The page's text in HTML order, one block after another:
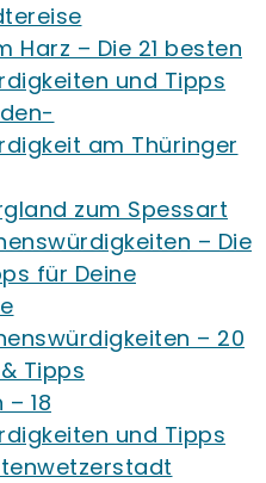
Harz – Die 21 besten
und Tipps
am Thüringer
zum Spessart
– Die
für Deine
– 20
Tipps
18
und Tipps